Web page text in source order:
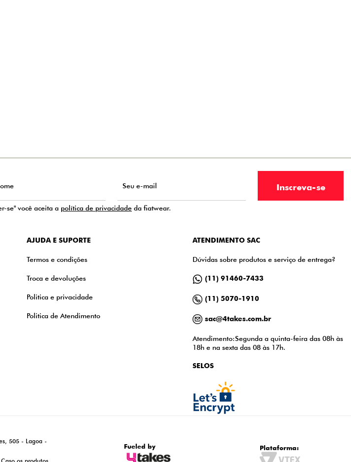
se" você aceita a política de privacidade da fiatwear.
AJUDA E SUPORTE
Termos e condições
Troca e devoluções
Politica e privacidade
Politica de Atendimento
ATENDIMENTO SAC
Dúvidas sobre produtos e serviço de entrega?
(11) 91460-7433
(11) 5070-1910
sac@4takes.com.br
Atendimento:Segunda a quinta-feira das 08h às
18h e na sexta das 08 às 17h.
SELOS
505 - Lagoa -
Fueled by Plataforma: